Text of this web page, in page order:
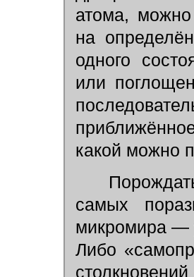
атома, можно
на
одного
или
какой можно
самых
микромира —
Либо